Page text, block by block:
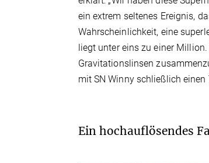
ein extrem seltenes Ereignis,
Wahrscheinlichkeit, eine
liegt unter eins zu einer
Gravitationslinsen
mit SN Winny schließlich einen
Ein hochauflösendes